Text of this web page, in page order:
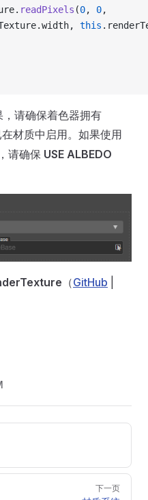
readPixels (0, 0,
this
请确保着色器拥有
材质中启用。如果使用
请确保 USE ALBEDO
（GitHub
下一页